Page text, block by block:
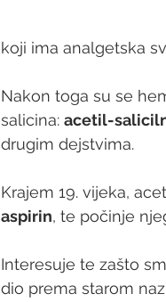
koji ima analgetska
Nakon toga su se
salicina: acetil-
drugim dejstvima.
Krajem 19. vijeka,
aspirin, te počinje
Interesuje te zašto
dio prema starom